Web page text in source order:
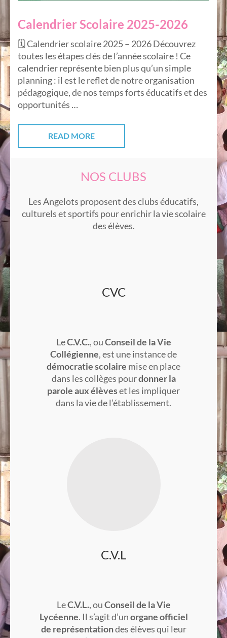
Calendrier Scolaire 2025-2026
🗓️ Calendrier scolaire 2025 – 2026 Découvrez
toutes les étapes clés de l’année scolaire ! Ce
calendrier représente bien plus qu’un simple
planning : il est le reflet de notre organisation
pédagogique, de nos temps forts éducatifs et des
opportunités …
READ MORE
NOS CLUBS
Les Angelots proposent des clubs éducatifs,
culturels et sportifs pour enrichir la vie scolaire
des élèves.
CVC
LeC.V.C., ouConseil de la Vie
Collégienne, est une instance de
démocratie scolaire mise en place
dans les collèges pourdonner la
parole aux élèveset les impliquer
dans la vie de l’établissement.
C.V.L
LeC.V.L., ouConseil de la Vie
Lycéenne. Il s’agit d’unorgane officiel
de représentationdes élèves qui leur